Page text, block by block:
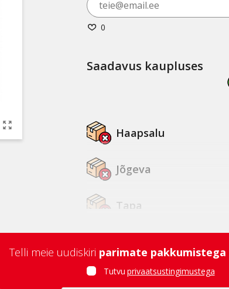
0
Saadavus kaupluses
Haapsalu
Jõgeva
Tapa
Tallinn Kopli
Jõhvi
Telli meie uudiskiri parimate pakkumistega
Tutvu privaatsustingimustega